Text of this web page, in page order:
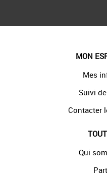
MON
Mes
Suivi
Contacter
Qui